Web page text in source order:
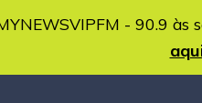
- 90.9 às